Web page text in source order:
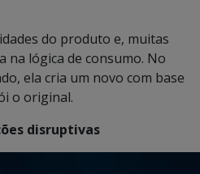
do produto e, muitas
na lógica de consumo. No
ela cria um novo com base
o original.
disruptivas